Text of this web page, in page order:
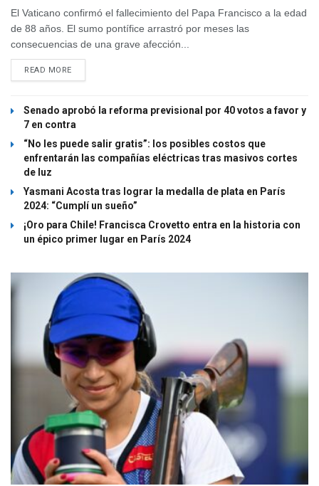
El Vaticano confirmó el fallecimiento del Papa Francisco a la edad
de 88 años. El sumo pontífice arrastró por meses las
consecuencias de una grave afección...
READ MORE
Senado aprobó la reforma previsional por 40 votos a favor y
7 en contra
“No les puede salir gratis”: los posibles costos que
enfrentarán las compañías eléctricas tras masivos cortes
de luz
Yasmani Acosta tras lograr la medalla de plata en París
2024: “Cumplí un sueño”
¡Oro para Chile! Francisca Crovetto entra en la historia con
un épico primer lugar en París 2024